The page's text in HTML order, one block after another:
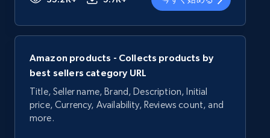
Amazon products - Collects products by
best sellers category URL
Title, Seller name, Brand, Description, Initial
price, Currency, Availability, Reviews count, and
more.